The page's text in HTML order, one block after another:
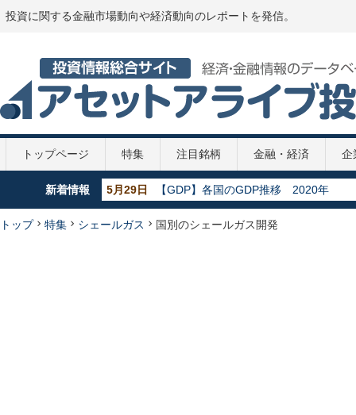
投資に関する金融市場動向や経済動向のレポートを発信。
トップページ 特集 注目銘柄 金融・経済 企
新着情報 5月29日
【GDP】各国のGDP推移 2020年
5月29日
【政策金利推移】2020年
5月29日
【新型コロナ】第2次補正予算案
トップ 特集 シェールガス 国別のシェールガス開発